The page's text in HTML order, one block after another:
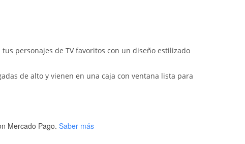
tus personajes de TV favoritos con un diseño estilizado
de alto y vienen en una caja con ventana lista para
Mercado Pago. Saber más